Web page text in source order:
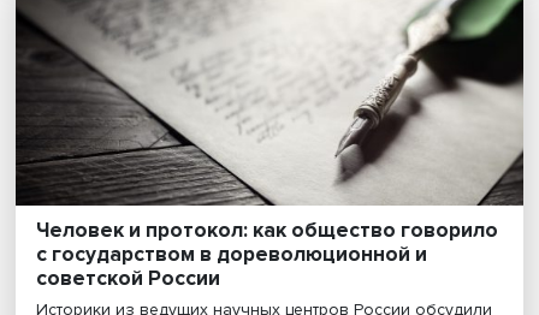
Окурки-долгожители: экологи оценили
период разложения сигаретных
Скорость разложения сигаретных фильтров зависит
климата, активности почвенных организмов и типа
экосистемы. Даже через три года они сохраняют
80% первоначальной массы в тундре и северной т......